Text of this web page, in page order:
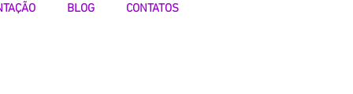
BLOG CONTATOS